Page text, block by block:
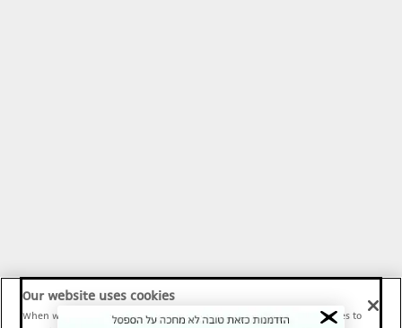
Our website uses cookies
When we provide Maariv, TMI and Sport1 content online, we use cookies to